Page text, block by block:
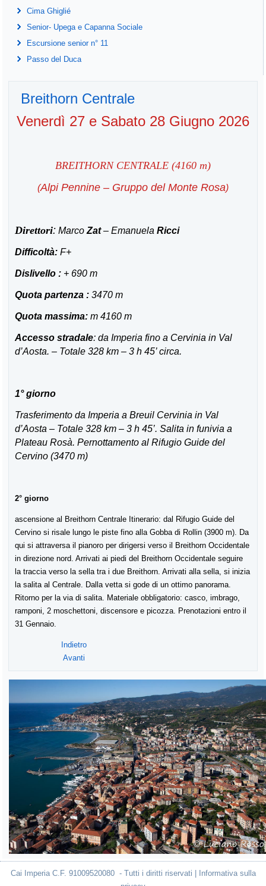
Cima Ghiglié
Senior- Upega e Capanna Sociale
Escursione senior n° 11
Passo del Duca
Breithorn Centrale
Venerdì 27 e Sabato 28 Giugno 2026
BREITHORN CENTRALE (4160 m)
(Alpi Pennine – Gruppo del Monte Rosa)
Direttori: MarcoZat– EmanuelaRicci
Difficoltà:F+
Dislivello : + 690 m
Quota partenza :3470 m
Quota massima:m 4160 m
Accesso stradale: da Imperia fino a Cervinia in Val
d’Aosta. – Totale 328 km – 3 h 45’ circa.
1° giorno
Trasferimento da Imperia a Breuil Cervinia in Val
d’Aosta – Totale 328 km – 3 h 45’. Salita in funivia a
Plateau Rosà. Pernottamento al Rifugio Guide del
Cervino (3470 m)
2° giorno
ascensione al Breithorn Centrale Itinerario: dal Rifugio Guide del
Cervino si risale lungo le piste fino alla Gobba di Rollin (3900 m). Da
qui si attraversa il pianoro per dirigersi verso il Breithorn Occidentale
in direzione nord. Arrivati ai piedi del Breithorn Occidentale seguire
la traccia verso la sella tra i due Breithorn. Arrivati alla sella, si inizia
la salita al Centrale. Dalla vetta si gode di un ottimo panorama.
Ritorno per la via di salita. Materiale obbligatorio: casco, imbrago,
ramponi, 2 moschettoni, discensore e picozza. Prenotazioni entro il
31 Gennaio.
Indietro
Avanti
Cai Imperia C.F. 91009520080 - Tutti i diritti riservati | Informativa sulla